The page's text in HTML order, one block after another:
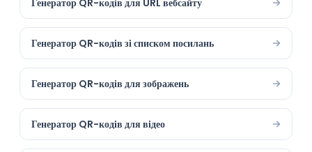
Генератор QR-кодів для URL вебсайту
Генератор QR-кодів зі списком посилань
Генератор QR-кодів для зображень
Генератор QR-кодів для відео